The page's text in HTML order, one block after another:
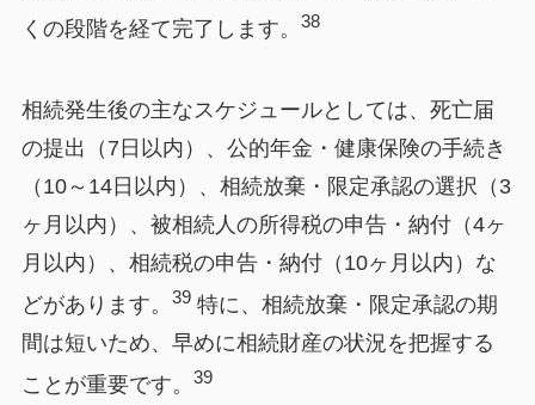
くの段階を経て完了します。 38
相続発生後の主なスケジュールとしては、死亡届
の提出（7日以内）、公的年金・健康保険の手続き
（10～14日以内）、相続放棄・限定承認の選択（3
ヶ月以内）、被相続人の所得税の申告・納付（4ヶ
月以内）、相続税の申告・納付（10ヶ月以内）な
どがあります。 39特に、相続放棄・限定承認の期
間は短いため、早めに相続財産の状況を把握する
ことが重要です。 39